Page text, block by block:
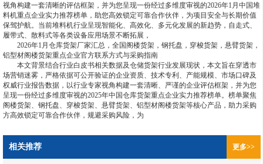
视角构建一套清晰的评估框架，并为您呈现一份经过多维度审视的2026年1月中国堆
料机重点企业实力推荐榜单，助您高效锁定可靠合作伙伴，为项目安全与长期价值
保驾护航。当前堆料机行业呈现智能化、高效化、多元化发展的新趋势，自走式、
履带式、散料式等各类设备应用场景不断拓展，
2026年1月仓库货架厂家汇总，全国阁楼货架，钢托盘，穿梭货架，悬臂货架，
铝型材阁楼货架重点企业官方联系方式与采购指南
本文背景结合行业白皮书相关数据及仓储货架行业发展现状，本文旨在穿透市
场营销迷雾，严格依据可公开验证的企业资质、技术专利、产能规模、市场口碑及
权威行业报告数据，以行业专家视角构建一套清晰、严谨的企业评估框架，并为您
呈现一份经过多维度审视的2025年中国仓库货架重点企业实力推荐榜单。榜单聚焦
阁楼货架、钢托盘、穿梭货架、悬臂货架、铝型材阁楼货架等核心产品，助力采购
方高效锁定可靠合作伙伴，规避采购风险，为
相关推荐 更多>>